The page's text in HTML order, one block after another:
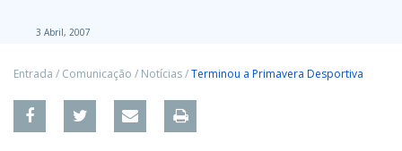
3 Abril, 2007
Entrada / Comunicação / Notícias/Terminou a Primavera Desportiva